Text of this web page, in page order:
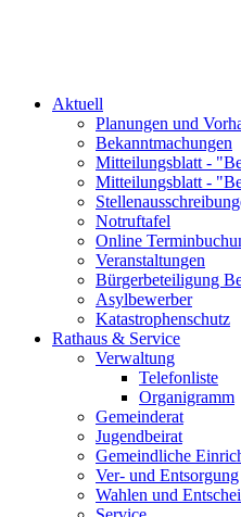
Aktuell
Planungen und
Bekanntmachungen
Mitteilungsblatt -
Mitteilungsblatt -
Notruftafel
Online
Veranstaltungen
Bürgerbeteiligung
Asylbewerber
Katastrophenschutz
Rathaus & Service
Verwaltung
Telefonliste
Organigramm
Gemeinderat
Jugendbeirat
Gemeindliche
Ver- und Entsorgung
Wahlen und